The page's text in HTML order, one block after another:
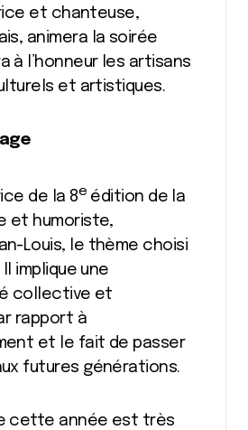
et chanteuse,
animera la soirée
à l’honneur les artisans
et artistiques.
de la 8eédition de la
et humoriste,
Louis, le thème choisi
implique une
collective et
rapport à
et le fait de passer
futures générations.
cette année est très